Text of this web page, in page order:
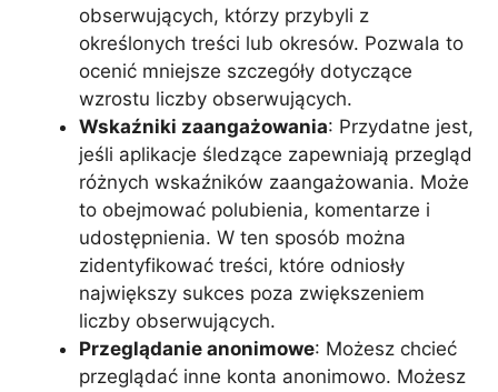
obserwujących, którzy przybyli z
określonych treści lub okresów. Pozwala to
ocenić mniejsze szczegóły dotyczące
wzrostu liczby obserwujących.
Wskaźniki zaangażowania: Przydatne jest,
jeśli aplikacje śledzące zapewniają przegląd
różnych wskaźników zaangażowania. Może
to obejmować polubienia, komentarze i
udostępnienia. W ten sposób można
zidentyfikować treści, które odniosły
największy sukces poza zwiększeniem
liczby obserwujących.
Przeglądanie anonimowe: Możesz chcieć
przeglądać inne konta anonimowo. Możesz